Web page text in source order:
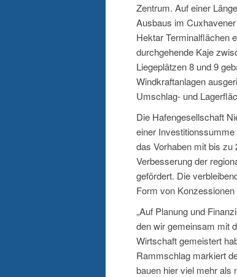
Zentrum. Auf einer
Ausbaus im
Hektar Terminalflächen
durchgehende Kaje
Liegeplätzen 8 und 9
Windkraftanlagen
Umschlag- und
Die Hafengesellschaft
einer
das Vorhaben mit bis zu
Verbesserung der
gefördert. Die
Form von
„Auf Planung und
den wir gemeinsam mit
Wirtschaft gemeistert
Rammschlag markiert
bauen hier viel mehr als